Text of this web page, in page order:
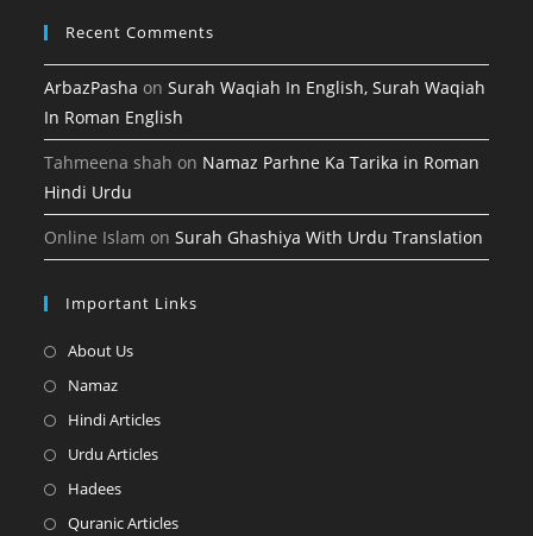
Recent Comments
ArbazPasha onSurah Waqiah In English, Surah Waqiah
In Roman English
Tahmeena shah on Namaz Parhne Ka Tarika in Roman
Hindi Urdu
Online Islam onSurah Ghashiya With Urdu Translation
Important Links
About UsOpens
a
NamazOpens
in
Hindi ArticlesOpens
Urdu ArticlesOpens
a
HadeesOpens
in
Quranic ArticlesOpens